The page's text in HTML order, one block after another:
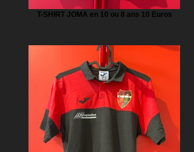
T-SHIRT JOMA en 10 ou 8 ans 10 Euros